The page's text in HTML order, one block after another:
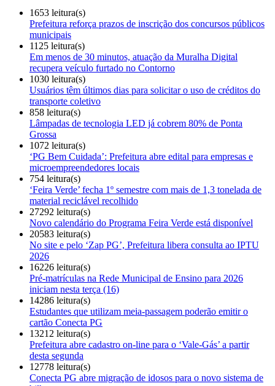
1653 leitura(s)
Prefeitura reforça prazos de inscrição dos concursos públicos
municipais
1125 leitura(s)
Em menos de 30 minutos, atuação da Muralha Digital
recupera veículo furtado no Contorno
1030 leitura(s)
Usuários têm últimos dias para solicitar o uso de créditos do
transporte coletivo
858 leitura(s)
Lâmpadas de tecnologia LED já cobrem 80% de Ponta
Grossa
1072 leitura(s)
‘PG Bem Cuidada’: Prefeitura abre edital para empresas e
microempreendedores locais
754 leitura(s)
‘Feira Verde’ fecha 1º semestre com mais de 1,3 tonelada de
material reciclável recolhido
27292 leitura(s)
Novo calendário do Programa Feira Verde está disponível
20583 leitura(s)
No site e pelo ‘Zap PG’, Prefeitura libera consulta ao IPTU
2026
16226 leitura(s)
Pré-matrículas na Rede Municipal de Ensino para 2026
iniciam nesta terça (16)
14286 leitura(s)
Estudantes que utilizam meia-passagem poderão emitir o
cartão Conecta PG
13212 leitura(s)
Prefeitura abre cadastro on-line para o ‘Vale-Gás’ a partir
desta segunda
12778 leitura(s)
Conecta PG abre migração de idosos para o novo sistema de